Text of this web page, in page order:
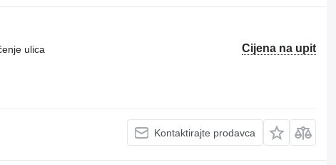
Cijena na upit
ulica
Kontaktirajte prodavca